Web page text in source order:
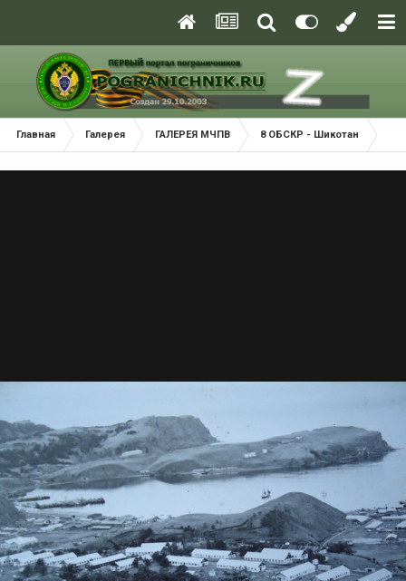
Главная Галерея ГАЛЕРЕЯ МЧПВ 8 ОБСКР - Шикотан